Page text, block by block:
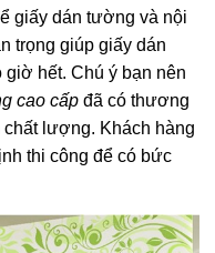
giấy dán tường và nội
trọng giúp giấy dán
hết. Chú ý bạn nên
cao cấp đã có thương
chất lượng. Khách hàng
thi công để có bức